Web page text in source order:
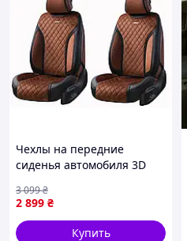
Чехлы на передние
сиденья автомобиля 3D
коричневого цвета
2 899 ₴
3 099₴
Купить